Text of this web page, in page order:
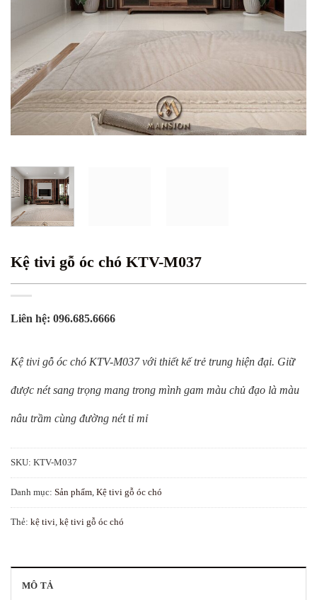
Kệ tivi gỗ óc chó KTV-M037
Liên hệ: 096.685.6666
Kệ tivi gỗ óc chó KTV-M037 với thiết kế trẻ trung hiện đại. Giữ
được nét sang trọng mang trong mình gam màu chủ đạo là màu
nâu trầm cùng đường nét tỉ mỉ
SKU: KTV-M037
Danh mục: Sản phẩm Kệ tivi gỗ óc chó
Thẻ: kệ tivi kệ tivi gỗ óc chó
MÔ TẢ